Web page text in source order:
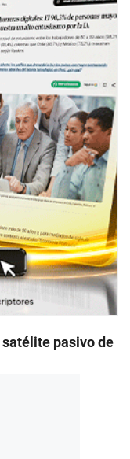
satélite pasivo de